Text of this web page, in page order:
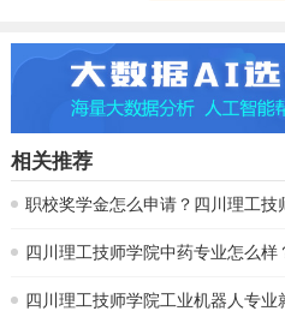
相关推荐
职校奖学金怎么申请？四川理工技师
四川理工技师学院中药专业怎么样
四川理工技师学院工业机器人专业就